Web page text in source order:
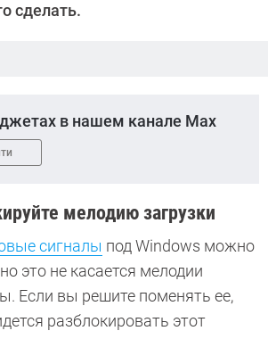
сделать.
в нашем канале Max
мелодию загрузки
сигналы под Windows можно
это не касается мелодии
Если вы решите поменять ее,
разблокировать этот